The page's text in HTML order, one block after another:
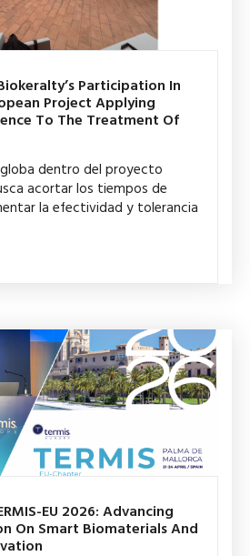
Participation In
Project Applying
To The Treatment Of
dentro del proyecto
acortar los tiempos de
la efectividad y tolerancia
EU 2026: Advancing
On Smart Biomaterials And